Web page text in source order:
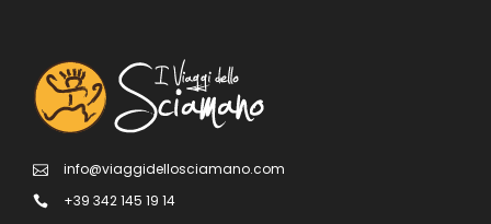
info@viaggidellosciamano.com
+39 342 145 19 14